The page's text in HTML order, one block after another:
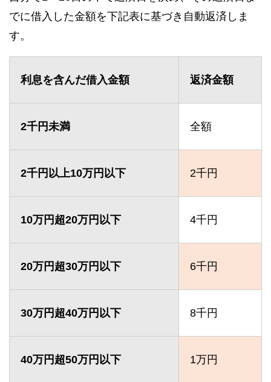
でに借入した金額を下記表に基づき自動返済しま
す。
利息を含んだ借入金額 返済金額
2千円未満 全額
2千円以上10万円以下 2千円
10万円超20万円以下 4千円
20万円超30万円以下 6千円
30万円超40万円以下 8千円
40万円超50万円以下 1万円